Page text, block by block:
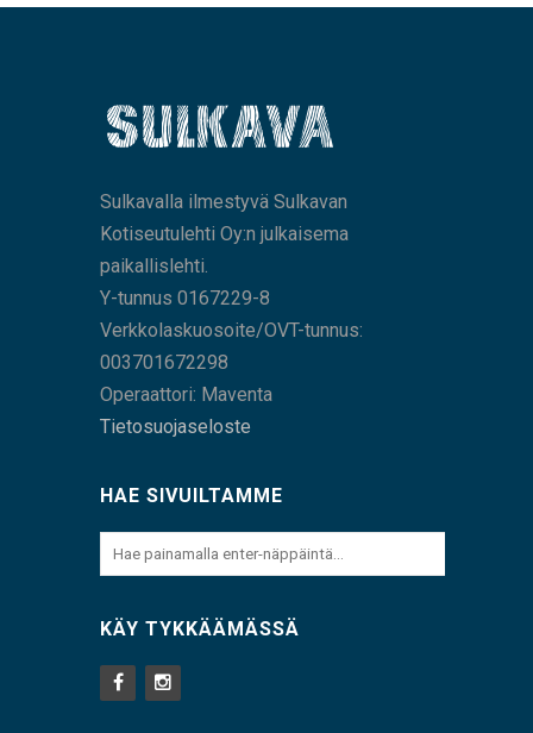
Sulkavalla ilmestyvä Sulkavan
Kotiseutulehti Oy:n julkaisema
paikallislehti.
Y-tunnus 0167229-8
Verkkolaskuosoite/OVT-tunnus:
003701672298
Operaattori: Maventa
Tietosuojaseloste
HAE SIVUILTAMME
KÄY TYKKÄÄMÄSSÄ